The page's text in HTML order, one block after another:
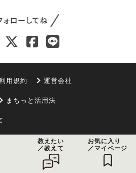
用規約 運営会社
まちっと活用法
まちっと教えたい
／教えて
お気に入り
／マイページ